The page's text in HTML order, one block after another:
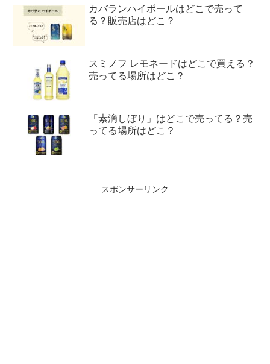
カバランハイボールはどこで売って
る？販売店はどこ？
スミノフ レモネードはどこで買える？
売ってる場所はどこ？
「素滴しぼり」はどこで売ってる？売
ってる場所はどこ？
スポンサーリンク